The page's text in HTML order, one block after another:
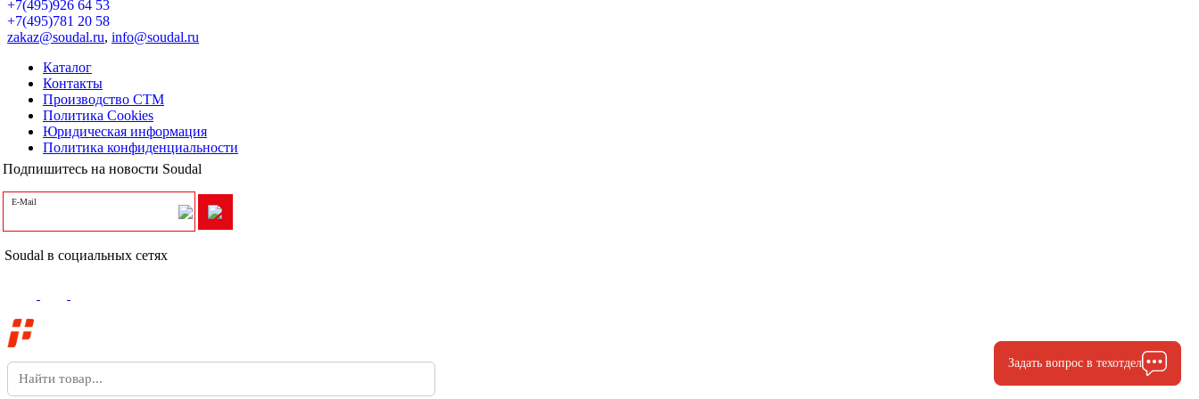
Задать вопрос в техотдел
+7(495)926 64 53
+7(495)781 20 58
zakaz@soudal.ru, info@soudal.ru
Каталог
Контакты
Производство СТМ
Политика Cookies
Юридическая информация
Политика конфиденциальности
Подпишитесь на новости Soudal
E-Mail
Soudal в социальных сетях